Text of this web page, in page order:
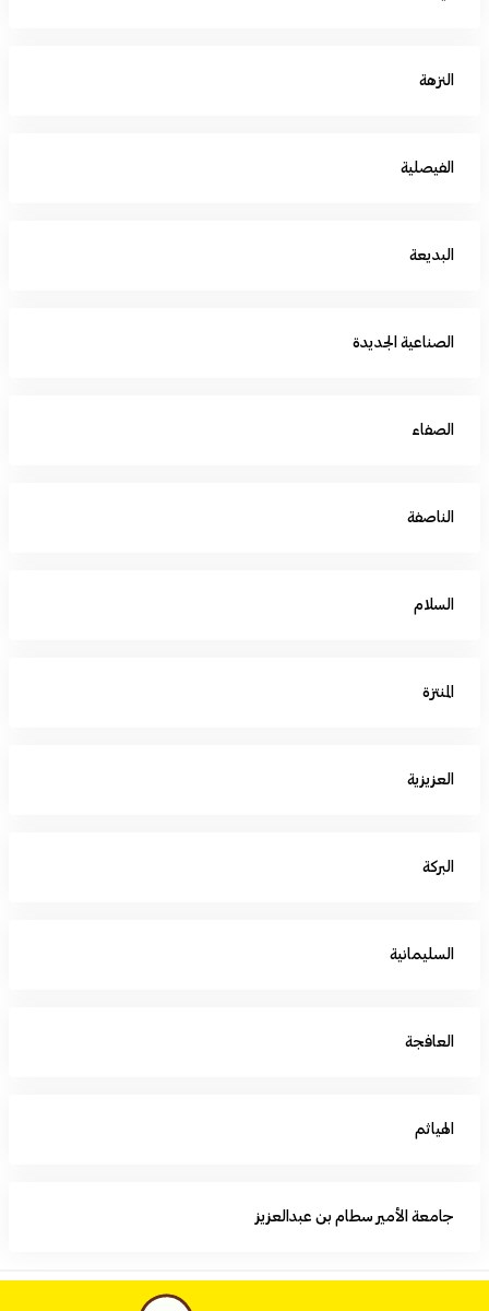
النزهة
الفيصلية
البديعة
الصناعية الجديدة
الصفاء
الناصفة
السلام
المنتزة
العزيزية
البركة
السليمانية
العافجة
الهياثم
جامعة الأمير سطام بن عبدالعزيز